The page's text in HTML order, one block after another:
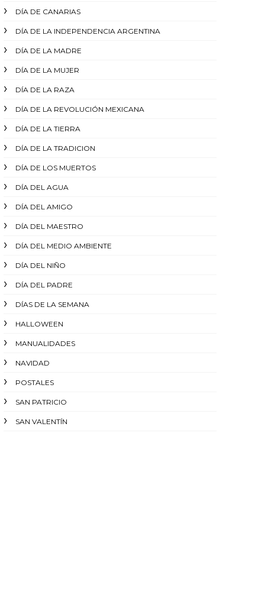
DÍA DE CANARIAS
DÍA DE LA INDEPENDENCIA ARGENTINA
DÍA DE LA MADRE
DÍA DE LA MUJER
DÍA DE LA RAZA
DÍA DE LA REVOLUCIÓN MEXICANA
DÍA DE LA TIERRA
DÍA DE LA TRADICION
DÍA DE LOS MUERTOS
DÍA DEL AGUA
DÍA DEL AMIGO
DÍA DEL MAESTRO
DÍA DEL MEDIO AMBIENTE
DÍA DEL NIÑO
DÍA DEL PADRE
DÍAS DE LA SEMANA
HALLOWEEN
MANUALIDADES
NAVIDAD
POSTALES
SAN PATRICIO
SAN VALENTÍN